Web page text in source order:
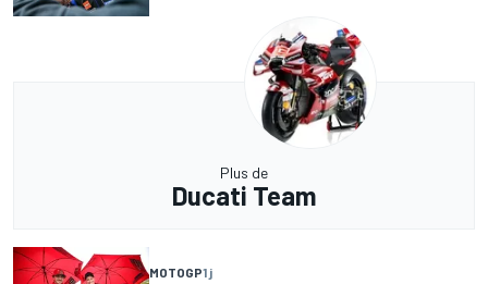
Plus de
Ducati Team
MOTOGP1 j